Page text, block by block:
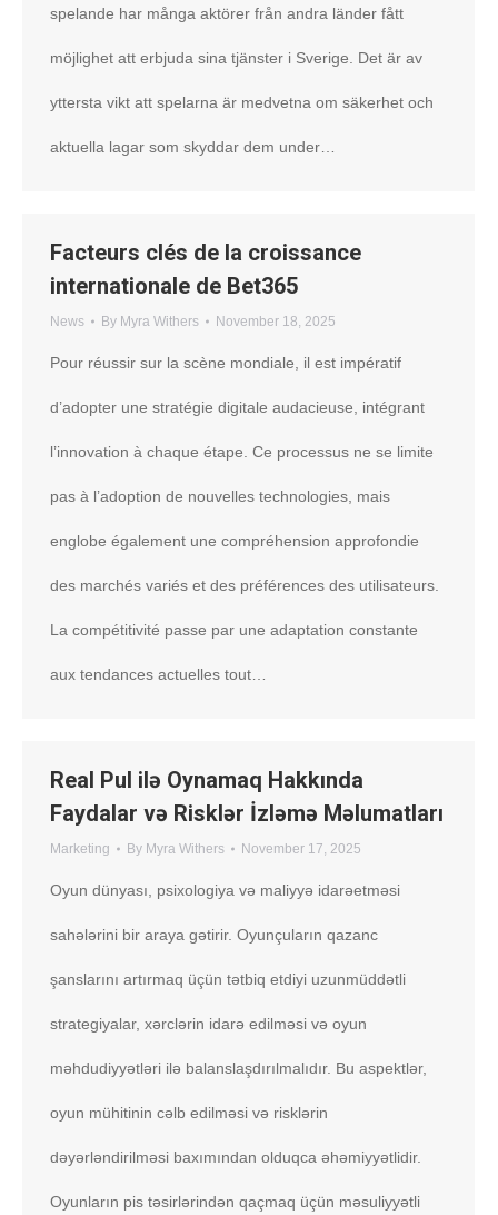
spelande har många aktörer från andra länder fått
möjlighet att erbjuda sina tjänster i Sverige. Det är av
yttersta vikt att spelarna är medvetna om säkerhet och
aktuella lagar som skyddar dem under…
Facteurs clés de la croissance
internationale de Bet365
News By Myra Withers November 18, 2025
Pour réussir sur la scène mondiale, il est impératif
d’adopter une stratégie digitale audacieuse, intégrant
l’innovation à chaque étape. Ce processus ne se limite
pas à l’adoption de nouvelles technologies, mais
englobe également une compréhension approfondie
des marchés variés et des préférences des utilisateurs.
La compétitivité passe par une adaptation constante
aux tendances actuelles tout…
Real Pul ilə Oynamaq Hakkında
Faydalar və Risklər İzləmə Məlumatları
Marketing By Myra Withers November 17, 2025
Oyun dünyası, psixologiya və maliyyə idarəetməsi
sahələrini bir araya gətirir. Oyunçuların qazanc
şanslarını artırmaq üçün tətbiq etdiyi uzunmüddətli
strategiyalar, xərclərin idarə edilməsi və oyun
məhdudiyyətləri ilə balanslaşdırılmalıdır. Bu aspektlər,
oyun mühitinin cəlb edilməsi və risklərin
dəyərləndirilməsi baxımından olduqca əhəmiyyətlidir.
Oyunların pis təsirlərindən qaçmaq üçün məsuliyyətli